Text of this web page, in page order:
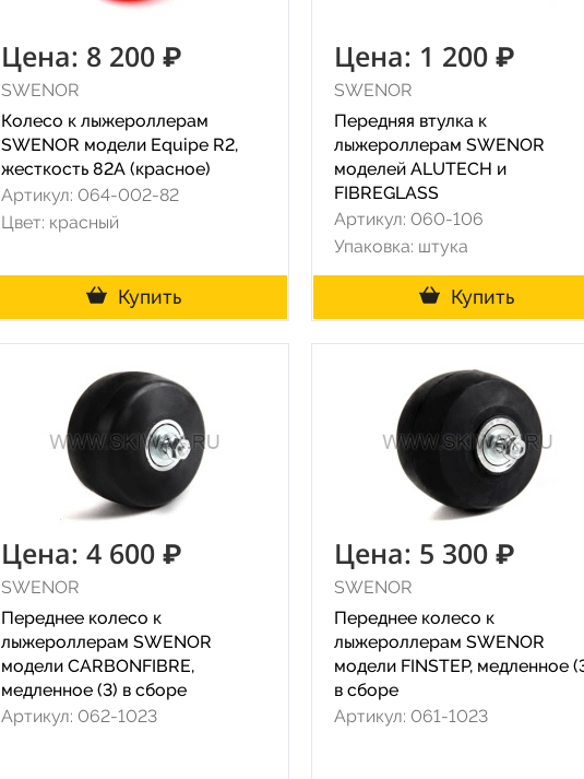
Цена: 8 200 ₽
SWENOR
Колесо к лыжероллерам
SWENOR модели Equipe R2,
жесткость 82A (красное)
Артикул: 064-002-82
Цвет: красный
Купить
Цена: 1 200 ₽
SWENOR
Передняя втулка к
лыжероллерам SWENOR
моделей ALUTECH и
FIBREGLASS
Артикул: 060-106
Упаковка: штука
Купить
Цена: 4 600 ₽
SWENOR
Переднее колесо к
лыжероллерам SWENOR
модели CARBONFIBRE,
медленное (3) в сборе
Артикул: 062-1023
Цена: 5 300 ₽
SWENOR
Переднее колесо к
лыжероллерам SWENOR
модели FINSTEP, медленное
в сборе
Артикул: 061-1023